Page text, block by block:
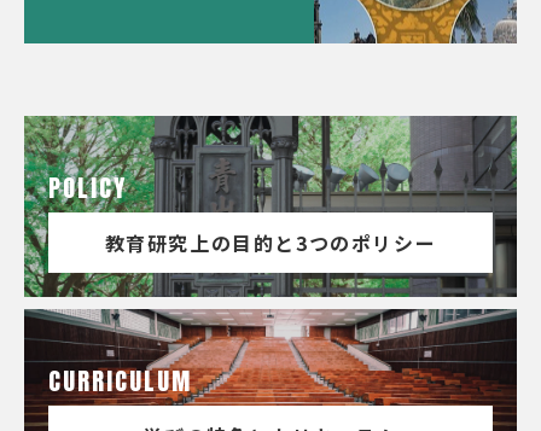
POLICY
教育研究上の目的と3つのポリシー
CURRICULUM